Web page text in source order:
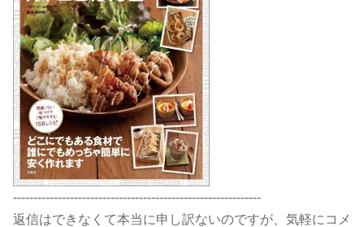
-------------------------------------------------------------
返信はできなくて本当に申し訳ないのですが、気軽にコメ